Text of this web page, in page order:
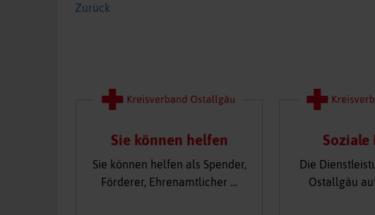
Zurück
Sie können helfen
Sie können helfen als Spender,
Förderer, Ehrenamtlicher …
Soziale
Die
Ostallgäu